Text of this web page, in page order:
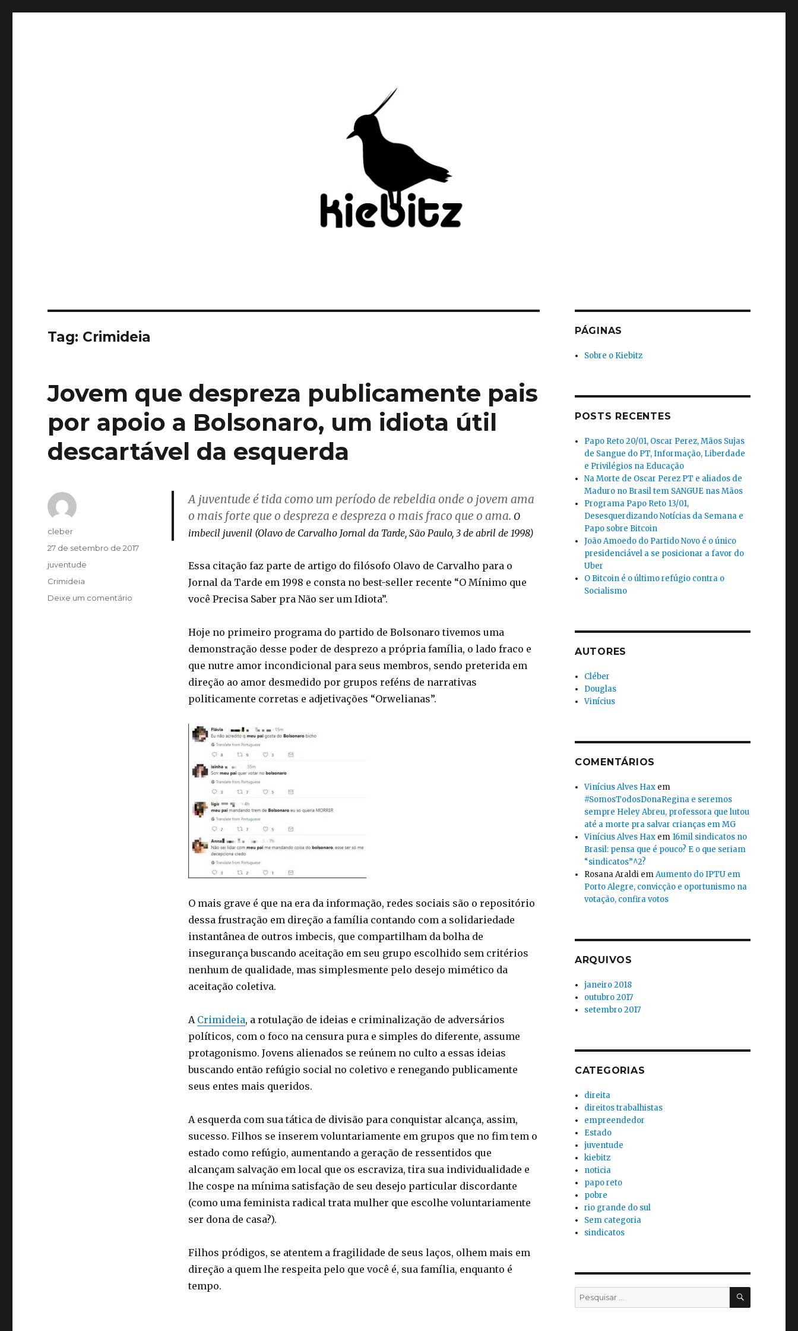
Tag: Crimideia
Jovem que despreza publicamente pais
por apoio a Bolsonaro, um idiota útil
descartável da esquerda
A juventude é tida como um período de rebeldia onde o jovem ama
o mais forte que o despreza e despreza o mais fraco que o ama. O
imbecil juvenil (Olavo de Carvalho Jornal da Tarde, São Paulo, 3 de abril de 1998)
Essa citação faz parte de artigo do filósofo Olavo de Carvalho para o
Jornal da Tarde em 1998 e consta no best-seller recente “O Mínimo que
você Precisa Saber pra Não ser um Idiota”.
Hoje no primeiro programa do partido de Bolsonaro tivemos uma
demonstração desse poder de desprezo a própria família, o lado fraco e
que nutre amor incondicional para seus membros, sendo preterida em
direção ao amor desmedido por grupos reféns de narrativas
politicamente corretas e adjetivações “Orwelianas”.
O mais grave é que na era da informação, redes sociais são o repositório
dessa frustração em direção a família contando com a solidariedade
instantânea de outros imbecis, que compartilham da bolha de
insegurança buscando aceitação em seu grupo escolhido sem critérios
nenhum de qualidade, mas simplesmente pelo desejo mimético da
aceitação coletiva.
A Crimideia, a rotulação de ideias e criminalização de adversários
políticos, com o foco na censura pura e simples do diferente, assume
protagonismo. Jovens alienados se reúnem no culto a essas ideias
buscando então refúgio social no coletivo e renegando publicamente
seus entes mais queridos.
A esquerda com sua tática de divisão para conquistar alcança, assim,
sucesso. Filhos se inserem voluntariamente em grupos que no fim tem o
estado como refúgio, aumentando a geração de ressentidos que
alcançam salvação em local que os escraviza, tira sua individualidade e
lhe cospe na mínima satisfação de seu desejo particular discordante
(como uma feminista radical trata mulher que escolhe voluntariamente
ser dona de casa?).
Filhos pródigos, se atentem a fragilidade de seus laços, olhem mais em
direção a quem lhe respeita pelo que você é, sua família, enquanto é
tempo.
Autor
cleber
Publicado
em
27 de setembro de 2017
Categorias
juventude
Tags
Crimideia
Deixe um comentário
PÁGINAS
Sobre o Kiebitz
POSTS RECENTES
Papo Reto 20/01, Oscar Perez, Mãos Sujas
de Sangue do PT, Informação, Liberdade
e Privilégios na Educação
Na Morte de Oscar Perez PT e aliados de
Maduro no Brasil tem SANGUE nas Mãos
Programa Papo Reto 13/01,
Desesquerdizando Notícias da Semana e
Papo sobre Bitcoin
João Amoedo do Partido Novo é o único
presidenciável a se posicionar a favor do
Uber
O Bitcoin é o último refúgio contra o
Socialismo
AUTORES
Cléber
Douglas
Vinícius
COMENTÁRIOS
Vinícius Alves Hax em
#SomosTodosDonaRegina e seremos
sempre Heley Abreu, professora que lutou
até a morte pra salvar crianças em MG
Vinícius Alves Hax em 16mil sindicatos no
Brasil: pensa que é pouco? E o que seriam
“sindicatos”^2?
Rosana Araldi emAumento do IPTU em
Porto Alegre, convicção e oportunismo na
votação, confira votos
ARQUIVOS
janeiro 2018
outubro 2017
setembro 2017
CATEGORIAS
direita
direitos trabalhistas
empreendedor
Estado
juventude
kiebitz
noticia
papo reto
pobre
rio grande do sul
Sem categoria
sindicatos
Pesquisar
por: